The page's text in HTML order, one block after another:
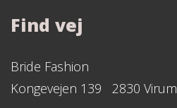
Find vej
Bride Fashion
Kongevejen 139 2830 Virum